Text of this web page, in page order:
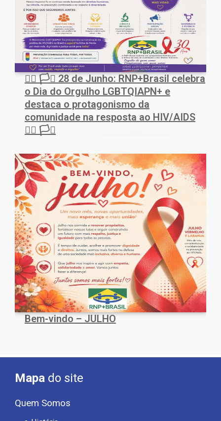
🏳️‍🌈 🏳️‍⚧️ 28 de Junho: RNP+Brasil celebra
o Dia do Orgulho LGBTQIAPN+ e
destaca o protagonismo da
comunidade na resposta ao HIV/AIDS
🏳️‍🌈 🏳️‍⚧️
Bem-vindo – JULHO
Mapa do site
Quem Somos